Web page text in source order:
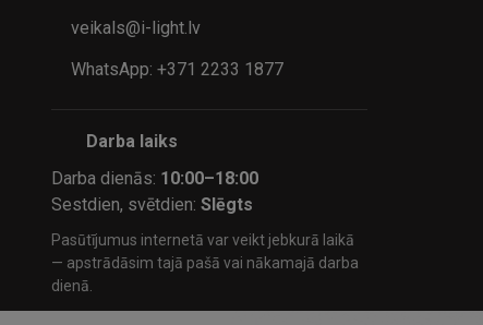
veikals@i-light.lv
WhatsApp: +371 2233 1877
Darba laiks
Darba dienās: 10:00–18:00
Sestdien, svētdien:Slēgts
Pasūtījumus internetā var veikt jebkurā laikā
— apstrādāsim tajā pašā vai nākamajā darba
dienā.